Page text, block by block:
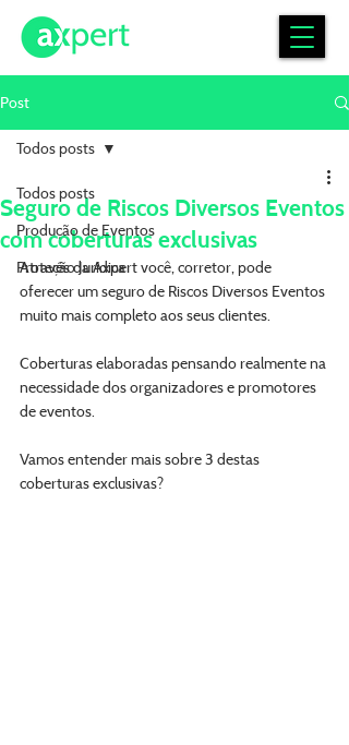
Post
Todos posts
Produção de Eventos
Proteção Jurídica
Todos posts
Seguro de Riscos Diversos Eventos
com coberturas exclusivas
Através da Axpert você, corretor, pode
oferecer um seguro de Riscos Diversos Eventos
muito mais completo aos seus clientes.
Coberturas elaboradas pensando realmente na
necessidade dos organizadores e promotores
de eventos.
Vamos entender mais sobre 3 destas
coberturas exclusivas?